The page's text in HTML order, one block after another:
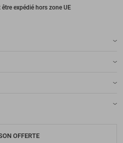
expédié hors zone UE
OFFERTE